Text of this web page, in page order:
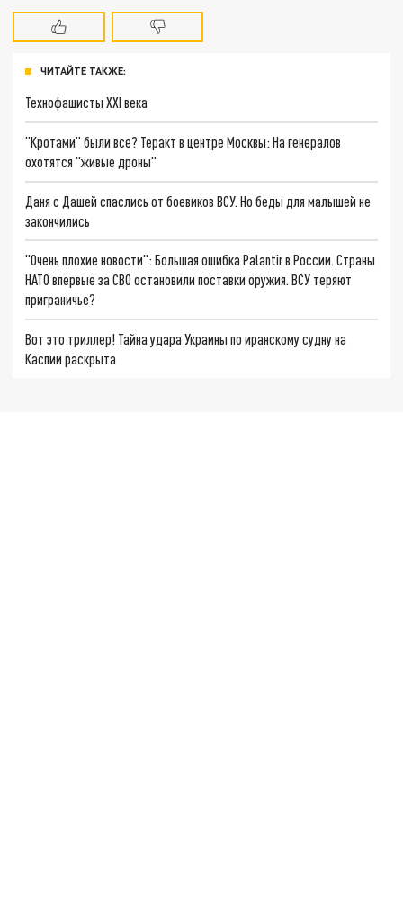
ЧИТАЙТЕ ТАКЖЕ:
Технофашисты XXI века
"Кротами" были все? Теракт в центре Москвы: На генералов
охотятся "живые дроны"
Даня с Дашей спаслись от боевиков ВСУ. Но беды для малышей не
закончились
"Очень плохие новости": Большая ошибка Palantir в России. Страны
НАТО впервые за СВО остановили поставки оружия. ВСУ теряют
приграничье?
Вот это триллер! Тайна удара Украины по иранскому судну на
Каспии раскрыта